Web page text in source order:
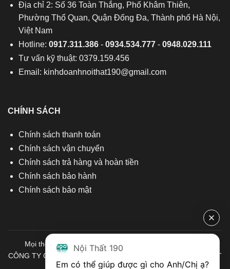
Địa chỉ 2: Số 36 Toàn Thắng, Phố Khâm Thiên,
Phường Thổ Quan, Quận Đống Đa, Thành phố Hà Nội,
Việt Nam
Hotline: 0917.311.386- 0934.534.777- 0948.029.111
Tư vấn kỹ thuật: 0379.159.456
Email: kinhdoanhnoithat190@gmail.com
CHÍNH SÁCH
Chính sách thanh toán
Chính sách vận chuyển
Chính sách trả hàng và hoàn tiền
Chính sách bảo hành
Chính sách bảo mật
Mọi thông tin quý khách hàng vui lòng liên hệ chúng tôi:
CÔNG TY CỔ PHẦN ĐẦU TƯ THƯƠNG MẠI VÀ SẢN XUẤT VIỆT
NỘI THẤT
Nội Thất 190